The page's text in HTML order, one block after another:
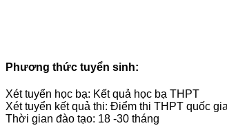
Phương thức tuyển sinh:
Xét tuyển học bạ: Kết quả học bạ THPT
Xét tuyển kết quả thi: Điểm thi THPT quốc gia
Thời gian đào tạo: 18 -30 tháng